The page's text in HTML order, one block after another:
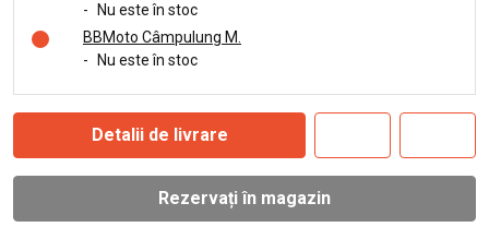
-
Nu este în stoc
BBMoto Câmpulung M.
-
Nu este în stoc
Detalii de livrare
Rezervați în magazin